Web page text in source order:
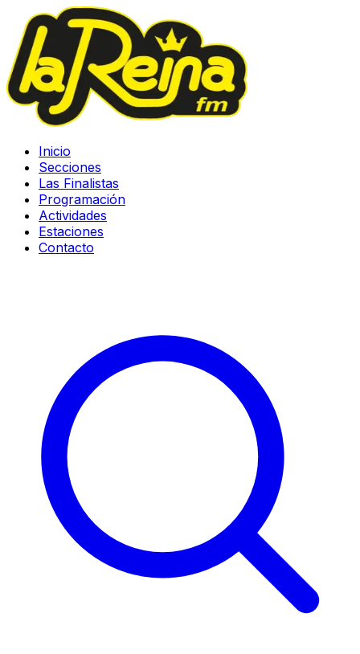
Inicio
Secciones
Las Finalistas
Programación
Actividades
Estaciones
Contacto